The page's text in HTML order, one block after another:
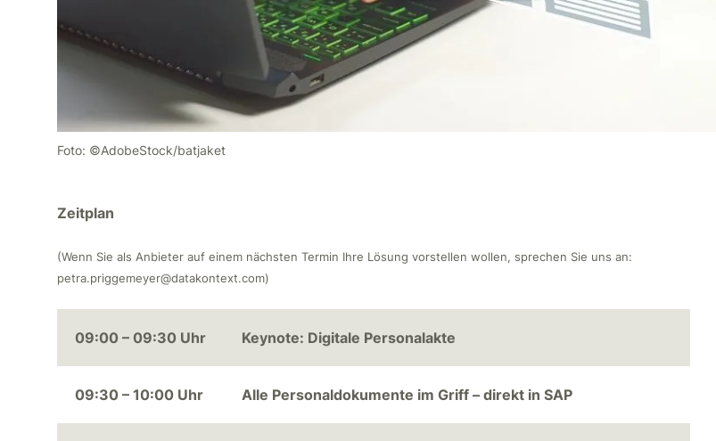
Foto: ©AdobeStock/batjaket
Zeitplan
(Wenn Sie als Anbieter auf einem nächsten Termin Ihre Lösung vorstellen wollen, sprechen Sie uns an:
petra.priggemeyer@datakontext.com)
09:00 – 09:30 Uhr Keynote: Digitale Personalakte
09:30 – 10:00 Uhr Alle Personaldokumente im Griff – direkt in SAP